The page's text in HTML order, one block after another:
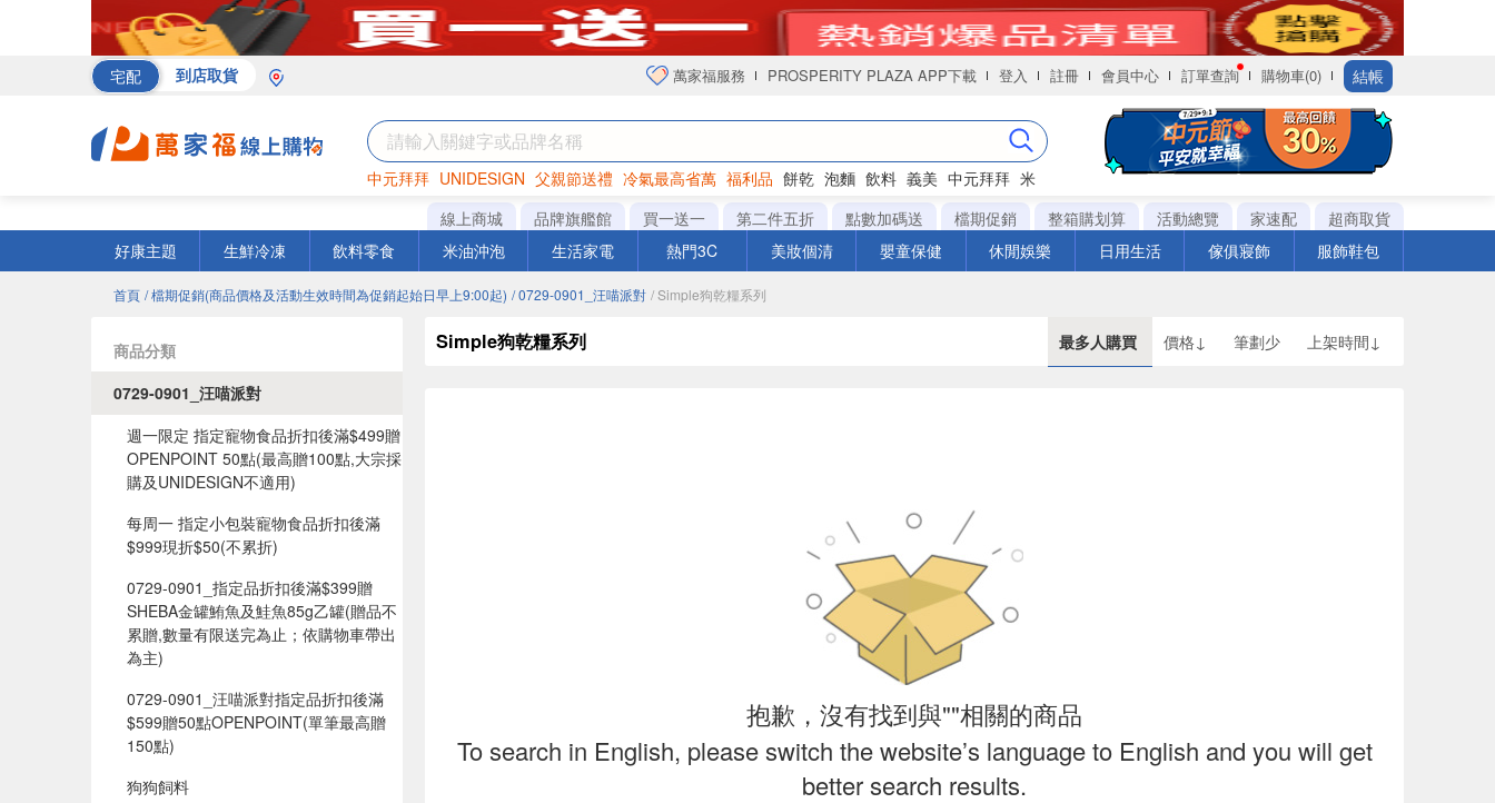
宅配 到店取貨 萬家福服務 PROSPERITY PLAZA APP下載 登入 註冊 會員中心 訂單查詢 購物車(0) 結帳
中元拜拜 UNIDESIGN 父親節送禮 冷氣最高省萬 福利品 餅乾 泡麵 飲料 義美 中元拜拜 米
海苔 巧克力 衛生紙
線上商城 品牌旗艦館 買一送一 第二件五折 點數加碼送 檔期促銷 整箱購划算 活動總覽 家速配
超商取貨
好康主題
生鮮冷凍 飲料零食 米油沖泡 生活家電 熱門3C 美妝個清 嬰童保健 休閒娛樂 日用生活 傢俱寢飾 服飾鞋包
首頁 / 檔期促銷(商品價格及活動生效時間為促銷起始日早上9:00起) / 0729-0901_汪喵派對 / Simple狗乾糧系列
商品分類
0729-0901_汪喵派對
週一限定 指定寵物食品折扣後滿$499贈
OPENPOINT 50點(最高贈100點,大宗採
購及UNIDESIGN不適用)
每周一 指定小包裝寵物食品折扣後滿
$999現折$50(不累折)
0729-0901_指定品折扣後滿$399贈
SHEBA金罐鮪魚及鮭魚85g乙罐(贈品不
累贈,數量有限送完為止；依購物車帶出
為主)
0729-0901_汪喵派對指定品折扣後滿
$599贈50點OPENPOINT(單筆最高贈
150點)​
狗狗飼料
Simple狗乾糧系列 最多人購買 價格↓ 筆劃少 上架時間↓
抱歉，沒有找到與""相關的商品
To search in English, please switch the website’s language to English and you will get
better search results.